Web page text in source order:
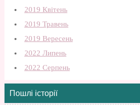
2019 Квітень
2019 Травень
2019 Вересень
2022 Липень
2022 Серпень
Пошлі історії